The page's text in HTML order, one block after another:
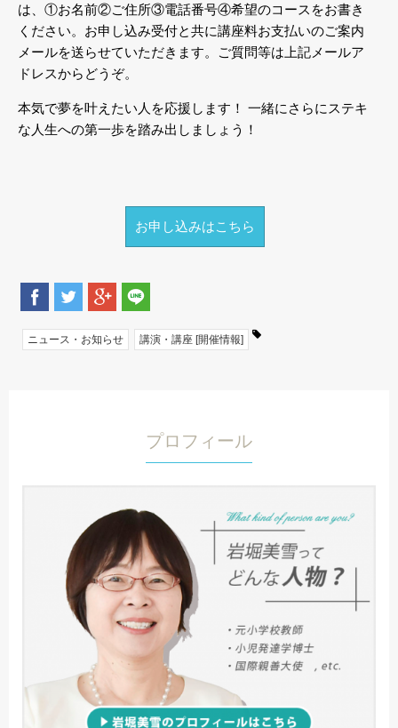
は、①お名前②ご住所③電話番号④希望のコースをお書き
ください。お申し込み受付と共に講座料お支払いのご案内
メールを送らせていただきます。ご質問等は上記メールア
ドレスからどうぞ。
本気で夢を叶えたい人を応援します！ 一緒にさらにステキ
な人生への第一歩を踏み出しましょう！
お申し込みはこちら
ニュース・お知らせ 講演・講座 [開催情報]
プロフィール